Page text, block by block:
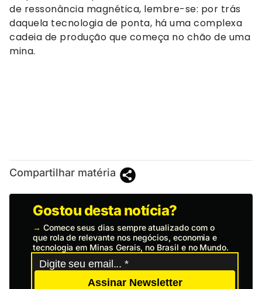
de ressonância magnética, lembre-se: por trás
daquela tecnologia de ponta, há uma complexa
cadeia de produção que começa no chão de uma
mina.
Compartilhar matéria
Gostou desta notícia?
→ Comece seus dias sempre atualizado com o
que rola de relevante nos negócios, economia e
tecnologia em Minas Gerais, no Brasil e no Mundo.
Assinar Newsletter